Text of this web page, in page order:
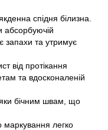
спідня білизна.
абсорбуючій
запахи та утримує
від протікання
та вдосконаленій
бічним швам, що
маркування легко